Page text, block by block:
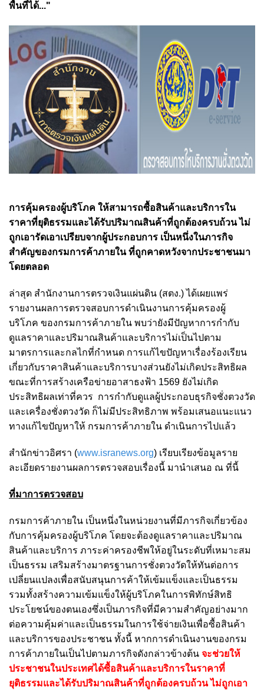
พื้นที่ได้..."
การคุ้มครองผู้บริโภค ให้สามารถซื้อสินค้าและบริการใน
ราคาที่ยุติธรรมและได้รับปริมาณสินค้าที่ถูกต้องครบถ้วน ไม่
ถูกเอารัดเอาเปรียบจากผู้ประกอบการ เป็นหนึ่งในภารกิจ
สำคัญของกรมการค้าภายใน ที่ถูกคาดหวังจากประชาชนมา
โดยตลอด
ล่าสุด สำนักงานการตรวจเงินแผ่นดิน (สตง.) ได้เผยแพร่
รายงานผลการตรวจสอบการดำเนินงานการคุ้มครองผู้
บริโภค ของกรมการค้าภายใน พบว่ายังมีปัญหาการกำกับ
ดูแลราคาและปริมาณสินค้าและบริการไม่เป็นไปตาม
มาตรการและกลไกที่กำหนด การแก้ไขปัญหาเรื่องร้องเรียน
เกี่ยวกับราคาสินค้าและบริการบางส่วนยังไม่เกิดประสิทธิผล
ขณะที่การสร้างเครือข่ายอาสาธงฟ้า 1569 ยังไม่เกิด
ประสิทธิผลเท่าที่ควร การกำกับดูแลผู้ประกอบธุรกิจชั่งตวงวัด
และเครื่องชั่งตวงวัด ก็ไม่มีประสิทธิภาพ พร้อมเสนอแนะแนว
ทางแก้ไขปัญหาให้ กรมการค้าภายใน ดำเนินการไปแล้ว
สำนักข่าวอิศรา (www.isranews.org) เรียบเรียงข้อมูลราย
ละเอียดรายงานผลการตรวจสอบเรื่องนี้ มานำเสนอ ณ ที่นี้
ที่มาการตรวจสอบ
กรมการค้าภายใน เป็นหนึ่งในหน่วยงานที่มีภารกิจเกี่ยวข้อง
กับการคุ้มครองผู้บริโภค โดยจะต้องดูแลราคาและปริมาณ
สินค้าและบริการ ภาระค่าครองชีพให้อยู่ในระดับที่เหมาะสม
เป็นธรรม เสริมสร้างมาตรฐานการชั่งตวงวัดให้ทันต่อการ
เปลี่ยนแปลงเพื่อสนับสนุนการค้าให้เข้มแข็งและเป็นธรรม
รวมทั้งสร้างความเข้มแข็งให้ผู้บริโภคในการพิทักษ์สิทธิ
ประโยชน์ของตนเองซึ่งเป็นภารกิจที่มีความสำคัญอย่างมาก
ต่อความคุ้มค่าและเป็นธรรมในการใช้จ่ายเงินเพื่อซื้อสินค้า
และบริการของประชาชน ทั้งนี้ หากการดำเนินงานของกรม
การค้าภายในเป็นไปตามภารกิจดังกล่าวข้างต้น จะช่วยให้
ประชาชนในประเทศได้ซื้อสินค้าและบริการในราคาที่
ยุติธรรมและได้รับปริมาณสินค้าที่ถูกต้องครบถ้วน ไม่ถูกเอา